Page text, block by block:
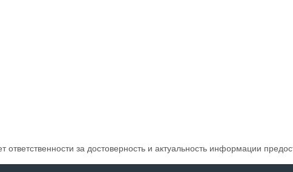
ответственности за достоверность и актуальность информации